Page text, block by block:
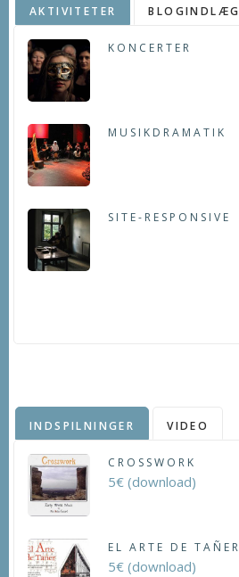
AKTIVITETER BLOGINDLÆG
KONCERTER
MUSIKDRAMATIK
SITE-RESPONSIVE
INDSPILNINGER VIDEO
CROSSWORK
5€ (download)
EL ARTE DE TAÑER
5€ (download)